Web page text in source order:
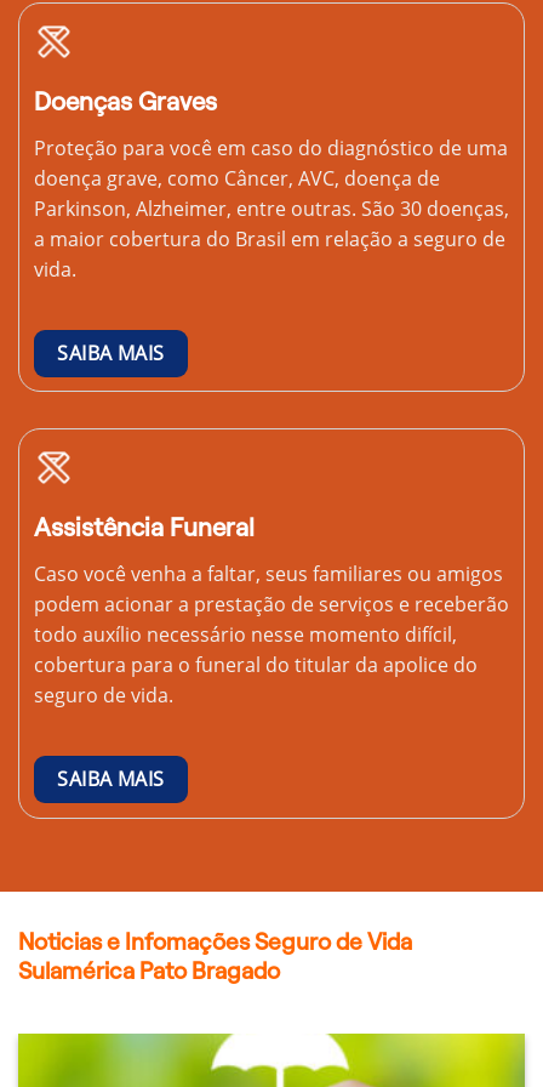
Doenças Graves
Proteção para você em caso do diagnóstico de uma
doença grave, como Câncer, AVC, doença de
Parkinson, Alzheimer, entre outras. São 30 doenças,
a maior cobertura do Brasil em relação a seguro de
vida.
SAIBA MAIS
Assistência Funeral
Caso você venha a faltar, seus familiares ou amigos
podem acionar a prestação de serviços e receberão
todo auxílio necessário nesse momento difícil,
cobertura para o funeral do titular da apolice do
seguro de vida.
SAIBA MAIS
Noticias e Infomações Seguro de Vida
Sulamérica Pato Bragado